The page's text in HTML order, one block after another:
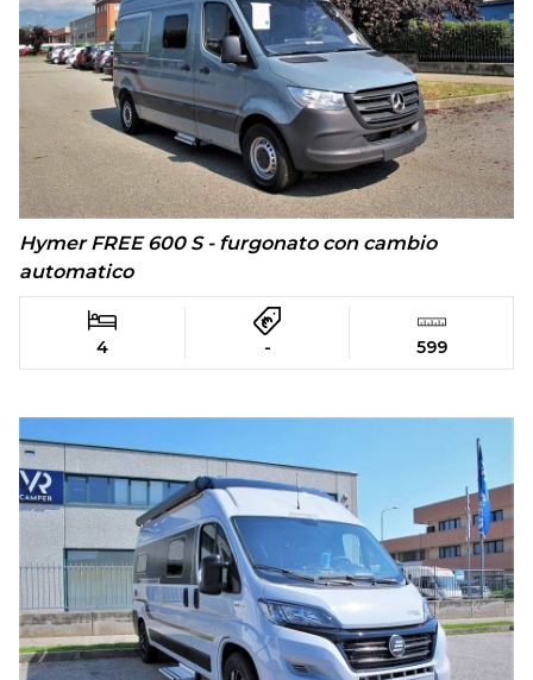
Hymer FREE 600 S - furgonato con cambio
automatico
4 - 599